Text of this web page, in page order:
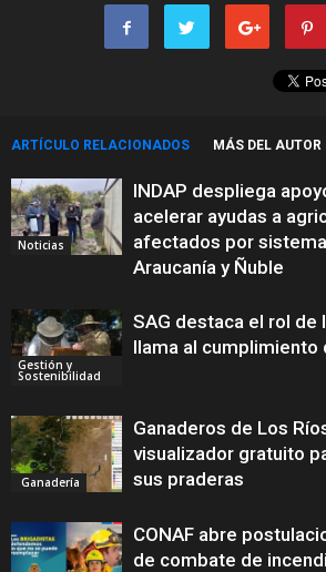
ARTÍCULO RELACIONADOS MÁS DEL AUTOR
Noticias
INDAP despliega
acelerar ayudas a
afectados por
Araucanía y Ñuble
Gestión y
Sostenibilidad
SAG destaca el rol de
llama al cumplimiento
Ganadería
Ganaderos de Los
visualizador gratuito
sus praderas
CONAF abre
de combate de